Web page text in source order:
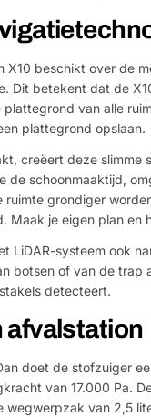
X10 beschikt over de
Dit betekent dat de
van alle
plattegrond opslaan.
creëert deze slimme
de schoonmaaktijd,
ruimte grondiger
Maak je eigen plan en
LiDAR-systeem ook
botsen of van de trap
detecteert.
doet de stofzuiger
van 17.000 Pa.
wegwerpzak van 2,5